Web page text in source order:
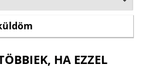
HA EZZEL